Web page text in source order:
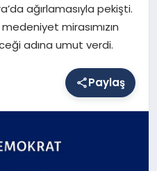
ağırlamasıyla pekişti.
mirasımızın
adına umut verdi.
Paylaş